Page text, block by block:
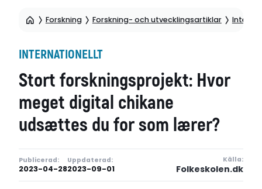
Forskning Forskning- och utvecklingsartiklar
INTERNATIONELLT
Stort forskningsprojekt: Hvor
meget digital chikane
udsættes du for som lærer?
Publicerad:
2023-04-28
Uppdaterad:
2023-09-01
Källa:
Folkeskolen.dk